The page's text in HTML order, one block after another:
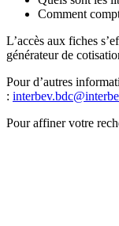
Comment
L’accès aux fiches
générateur de
Pour d’autres
:
Pour affiner votre